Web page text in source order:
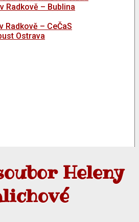
Radkově – Bublina
Radkově – CeČaS
Ostrava
Heleny